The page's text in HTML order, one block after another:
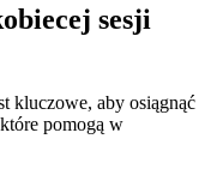
sesji
kluczowe, aby osiągnąć
pomogą w